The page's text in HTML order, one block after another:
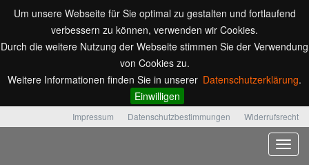
Um unsere Webseite für Sie optimal zu gestalten und fortlaufend
verbessern zu können, verwenden wir Cookies.
Durch die weitere Nutzung der Webseite stimmen Sie der Verwendung
von Cookies zu.
Weitere Informationen finden Sie in unserer Datenschutzerklärung.
Einwilligen
Impressum Datenschutzbestimmungen Widerrufsrecht